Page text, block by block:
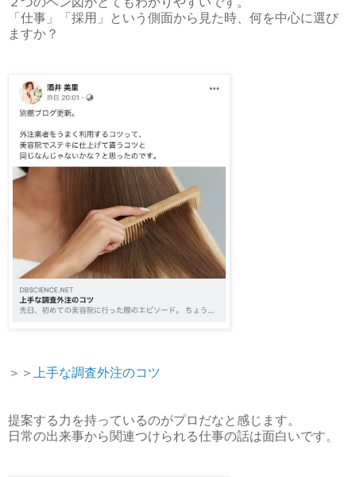
「仕事」「採用」という側面から見た時、何を中心に選び
ますか？
＞＞ 上手な調査外注のコツ
提案する力を持っているのがプロだなと感じます。
日常の出来事から関連つけられる仕事の話は面白いです。